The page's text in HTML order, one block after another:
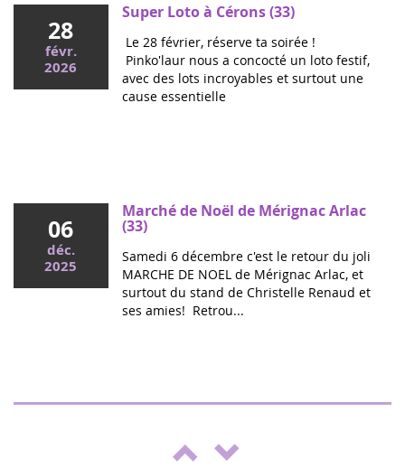
Ce mercredi, le député Vincent Thiébaut organisait avec
Grandir Sans Cancer et Eva pour la vie le colloque "Dons
de vie et lutte contre les cancers, maladies graves et
handicaps de l'enfant" à l'...
28
févr.
2026
Super Loto à Cérons (33)
Le 28 février, réserve ta soirée !
Pinko'laur nous a concocté un loto festif,
avec des lots incroyables et surtout une
cause essentielle
06
déc.
2025
Marché de Noël de Mérignac Arlac
(33)
Samedi 6 décembre c'est le retour du joli
MARCHE DE NOEL de Mérignac Arlac, et
surtout du stand de Christelle Renaud et
ses amies! Retrou...
Spectacle "Boulgui" à Lhuis (Ain)
soutient la campagne de lutte contre le